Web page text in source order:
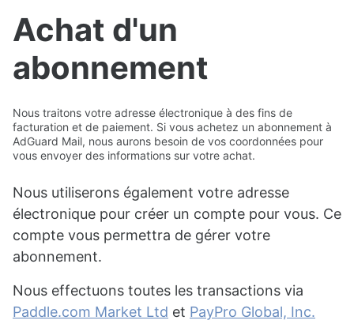
Achat d'un
abonnement
Nous traitons votre adresse électronique à des fins de
facturation et de paiement. Si vous achetez un abonnement à
AdGuard Mail, nous aurons besoin de vos coordonnées pour
vous envoyer des informations sur votre achat.
Nous utiliserons également votre adresse
électronique pour créer un compte pour vous. Ce
compte vous permettra de gérer votre
abonnement.
Nous effectuons toutes les transactions via
Paddle.com Market Ltd et PayPro Global, Inc.